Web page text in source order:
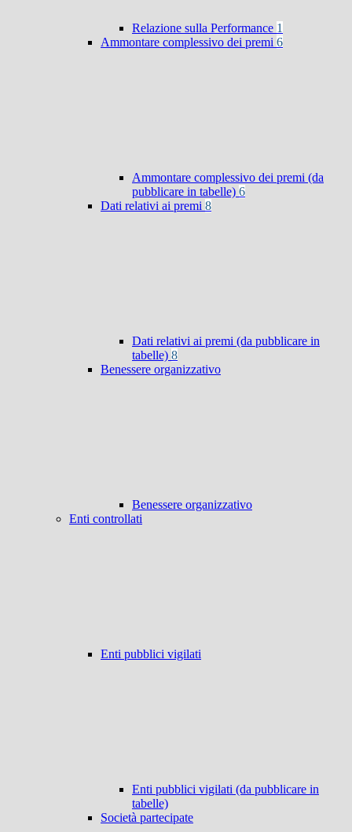
Relazione sulla Performance 1
Ammontare complessivo dei premi 6
Ammontare complessivo dei premi (da
pubblicare in tabelle) 6
Dati relativi ai premi 8
Dati relativi ai premi (da pubblicare in
tabelle) 8
Benessere organizzativo
Benessere organizzativo
Enti controllati
Enti pubblici vigilati
Enti pubblici vigilati (da pubblicare in
tabelle)
Società partecipate